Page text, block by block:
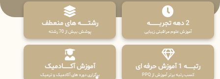
2 دهه تجربـــــــــه
آموزش علوم مراقبتی زیبایی
رشتـــــــه های منعطف
پوشش بیش از 70 رشته
رتبــــــه 1 آموزش حرفه ای
کسب رتبه برتر آموزش از PPQ
آموزش آکـــــــادمیک
برگزاری دوره های آکادمیک و ترمیک